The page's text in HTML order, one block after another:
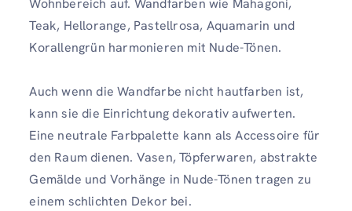
Wohnbereich auf. Wandfarben wie Mahagoni,
Teak, Hellorange, Pastellrosa, Aquamarin und
Korallengrün harmonieren mit Nude-Tönen.
Auch wenn die Wandfarbe nicht hautfarben ist,
kann sie die Einrichtung dekorativ aufwerten.
Eine neutrale Farbpalette kann als Accessoire für
den Raum dienen. Vasen, Töpferwaren, abstrakte
Gemälde und Vorhänge in Nude-Tönen tragen zu
einem schlichten Dekor bei.